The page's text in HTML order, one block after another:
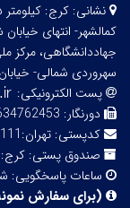
نشانی:
کمالشهر- انتهای
جهاددانشگاهی، مرکز
سهروردی شمالی- خیابان
پست الکترونیکی:
دورنگار: 02143855754
کدپستی: تهران:1551916111 کرج:3365166518
صندوق پستی: کرج: 3197996817 تهران:15855-161
ساعات پاسخگویی:
(برای سفارش